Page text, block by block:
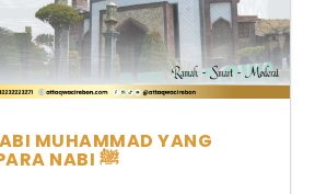
MUHAMMAD YANG
DIRINDUKAN PARA NABI ﷺ